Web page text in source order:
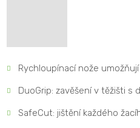
Rychloupínací nože
DuoGrip: zavěšení v těžišti s
SafeCut: jištění každého